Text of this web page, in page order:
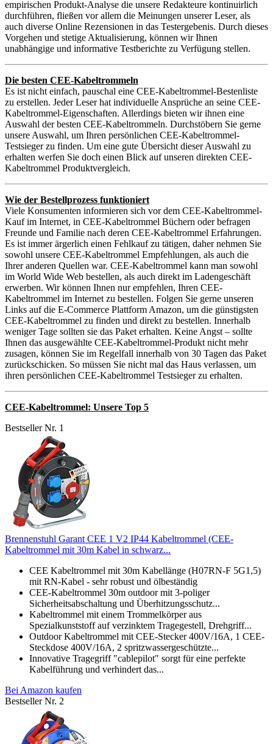
empirischen Produkt-Analyse die unsere Redakteure kontinuirlich
durchführen, fließen vor allem die Meinungen unserer Leser, als
auch diverse Online Rezensionen in das Testergebenis. Durch dieses
Vorgehen und stetige Aktualisierung, können wir Ihnen
unabhängige und informative Testberichte zu Verfügung stellen.
Die besten CEE-Kabeltrommeln
Es ist nicht einfach, pauschal eine CEE-Kabeltrommel-Bestenliste
zu erstellen. Jeder Leser hat individuelle Ansprüche an seine CEE-
Kabeltrommel-Eigenschaften. Allerdings bieten wir ihnen eine
Auswahl der besten CEE-Kabeltrommeln. Durchstöbern Sie gerne
unsere Auswahl, um Ihren persönlichen CEE-Kabeltrommel-
Testsieger zu finden. Um eine gute Übersicht dieser Auswahl zu
erhalten werfen Sie doch einen Blick auf unseren direkten CEE-
Kabeltrommel Produktvergleich.
Wie der Bestellprozess funktioniert
Viele Konsumenten informieren sich vor dem CEE-Kabeltrommel-
Kauf im Internet, in CEE-Kabeltrommel Büchern oder befragen
Freunde und Familie nach deren CEE-Kabeltrommel Erfahrungen.
Es ist immer ärgerlich einen Fehlkauf zu tätigen, daher nehmen Sie
sowohl unsere CEE-Kabeltrommel Empfehlungen, als auch die
Ihrer anderen Quellen war. CEE-Kabeltrommel kann man sowohl
im World Wide Web bestellen, als auch direkt im Ladengeschäft
erwerben. Wir können Ihnen nur empfehlen, Ihren CEE-
Kabeltrommel im Internet zu bestellen. Folgen Sie gerne unseren
Links auf die E-Commerce Plattform Amazon, um die günstigsten
CEE-Kabeltrommel zu finden und direkt zu bestellen. Innerhalb
weniger Tage sollten sie das Paket erhalten. Keine Angst – sollte
Ihnen das ausgewählte CEE-Kabeltrommel-Produkt nicht mehr
zusagen, können Sie im Regelfall innerhalb von 30 Tagen das Paket
zurückschicken. So müssen Sie nicht mal das Haus verlassen, um
ihren persönlichen CEE-Kabeltrommel Testsieger zu erhalten.
CEE-Kabeltrommel: Unsere Top 5
Bestseller Nr. 1
Brennenstuhl Garant CEE 1 V2 IP44 Kabeltrommel (CEE-
Kabeltrommel mit 30m Kabel in schwarz...
CEE Kabeltrommel mit 30m Kabellänge (H07RN-F 5G1,5)
mit RN-Kabel - sehr robust und ölbeständig
CEE-Kabeltrommel 30m outdoor mit 3-poliger
Sicherheitsabschaltung und Überhitzungsschutz...
Kabeltrommel mit einem Trommelkörper aus
Spezialkunststoff auf verzinktem Tragegestell, Drehgriff...
Outdoor Kabeltrommel mit CEE-Stecker 400V/16A, 1 CEE-
Steckdose 400V/16A, 2 spritzwassergeschützte...
Innovative Tragegriff "cablepilot" sorgt für eine perfekte
Kabelführung und verhindert das...
Bei Amazon kaufen
Bestseller Nr. 2